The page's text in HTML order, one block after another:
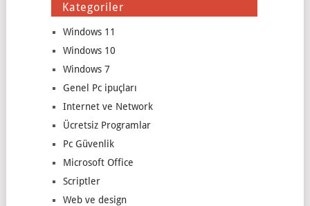
Kategoriler
Windows 11
Windows 10
Windows 7
Genel Pc ipuçları
Internet ve Network
Ücretsiz Programlar
Pc Güvenlik
Microsoft Office
Scriptler
Web ve design